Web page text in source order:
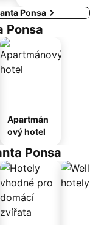
Ponsa
Ponsa
Apartmán
ový hotel
Ponsa